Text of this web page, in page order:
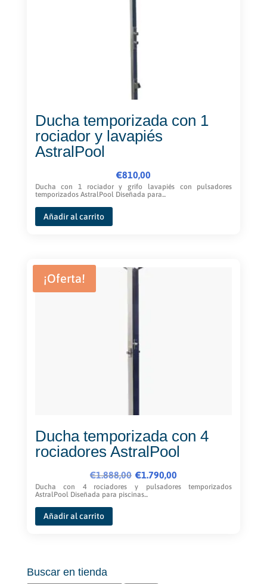
en
la
producto
Ducha temporizada con 1
rociador y lavapiés
AstralPool
€810,00
Ducha con 1 rociador y grifo lavapiés con pulsadores
temporizados AstralPool Diseñada para...
Añadir al carrito
¡Oferta!
Ducha temporizada con 4
rociadores AstralPool
€1.888,00 El
precio
€1.790,00
El
precio
Ducha con 4 rociadores y pulsadores temporizados
AstralPool Diseñada para piscinas...
Añadir al carrito
Buscar en tienda